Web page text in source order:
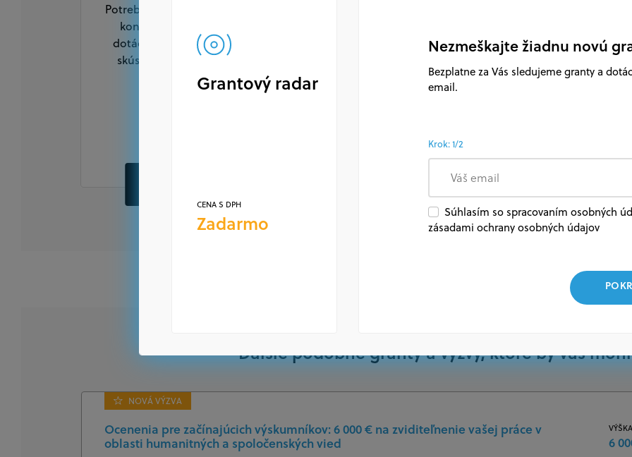
Potrebujete sa zorientovať v
konkrétnych výzvach a
dotáciách? Poraďte sa so
skúseným odborníkom.
žiadosti (alebo žiadosti o
kritéria žiadateľa o
Ďalšie podobné granty a výzvy, ktoré by vás
NOVÁ VÝZVA
Ocenenia pre začínajúcich výskumníkov: 6 000 € na zviditeľnenie vašej práce v
oblasti humanitných a spoločenských vied
6
Grantový radar
CENA S DPH
Zadarmo
Nezmeškajte žiadnu novú
Bezplatne za Vás sledujeme granty a
email.
Krok: 1/2
Súhlasím so spracovaním osobných
zásadami ochrany osobných údajov